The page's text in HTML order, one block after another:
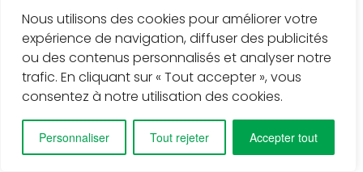
Nous utilisons des cookies pour améliorer votre
expérience de navigation, diffuser des publicités
ou des contenus personnalisés et analyser notre
trafic. En cliquant sur « Tout accepter », vous
consentez à notre utilisation des cookies.
Personnaliser Tout rejeter Accepter tout
Publications
Médiathèque
Services
Contact